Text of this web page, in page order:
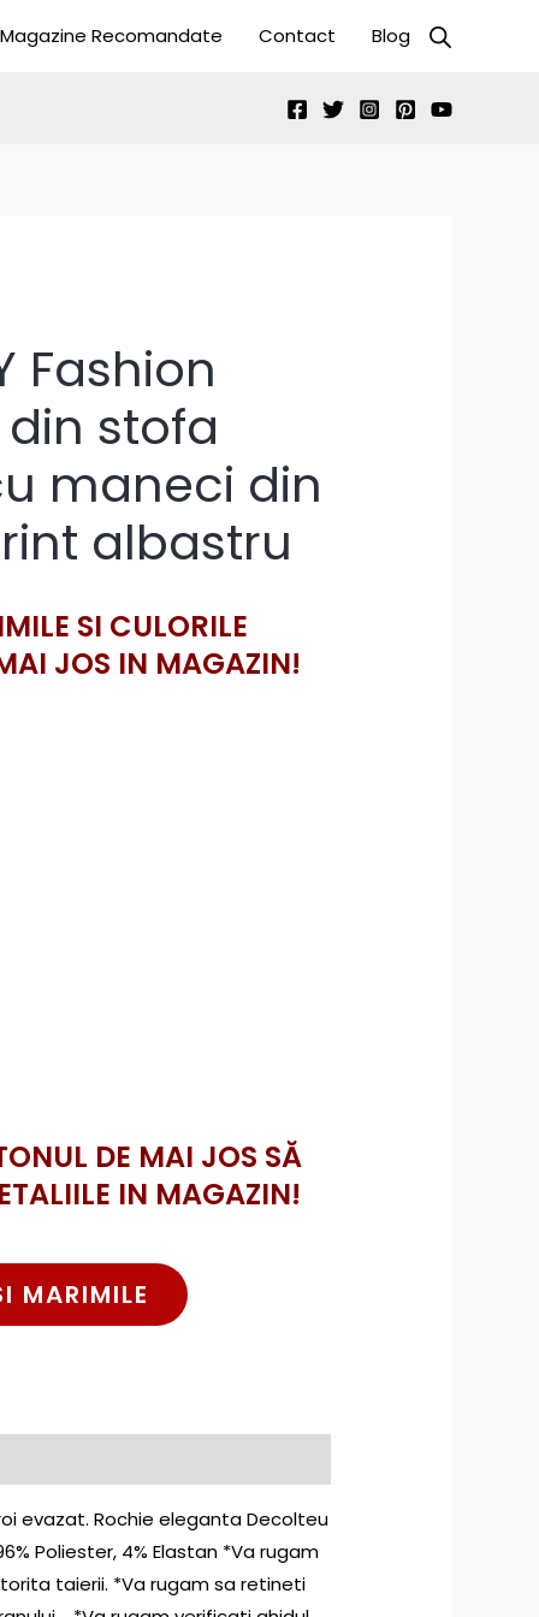
Magazine Recomandate Contact Blog
Fashion
stofa
maneci din
albastru
SI CULORILE
JOS IN MAGAZIN!
DE MAI JOS SĂ
IN MAGAZIN!
MARIMILE
evazat. Rochie eleganta Decolteu
Poliester, 4% Elastan *Va rugam
taierii. *Va rugam sa retineti